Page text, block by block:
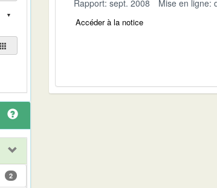
2
Rapport: sept. 2008 Mise en ligne:
Accéder à la notice